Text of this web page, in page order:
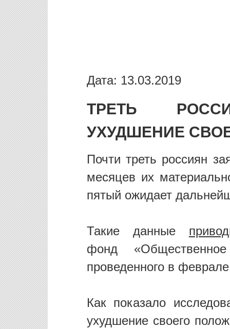
Дата: 13.03.2019
ТРЕТЬ
УХУДШЕНИЕ
Почти треть россиян
месяцев их
пятый ожидает
Такие данные
фонд
проведенного в
Как показало
ухудшение своего